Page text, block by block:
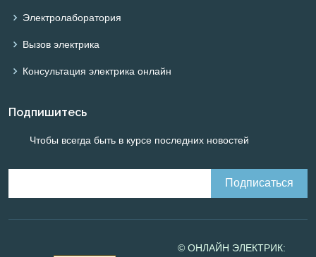
Электролаборатория
Вызов электрика
Консультация электрика онлайн
Подпишитесь
Чтобы всегда быть в курсе последних новостей
© ОНЛАЙН ЭЛЕКТРИК: